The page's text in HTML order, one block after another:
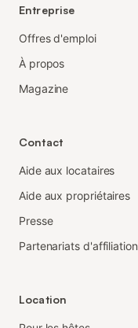
Entreprise
Offres d'emploi
À propos
Magazine
Contact
Aide aux locataires
Aide aux propriétaires
Presse
Partenariats d'affiliation
Location